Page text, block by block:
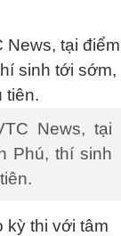
News, tại
Phú, thí sinh